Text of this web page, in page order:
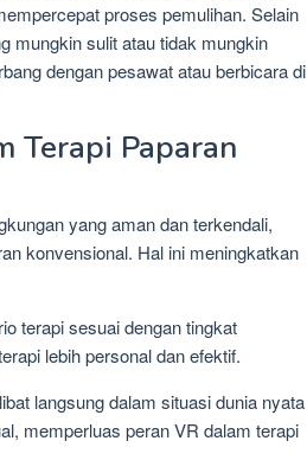
proses pemulihan. Selain
mungkin sulit atau tidak mungkin
dengan pesawat atau berbicara di
Terapi Paparan
yang aman dan terkendali,
konvensional. Hal ini meningkatkan
terapi sesuai dengan tingkat
lebih personal dan efektif.
langsung dalam situasi dunia nyata
memperluas peran VR dalam terapi